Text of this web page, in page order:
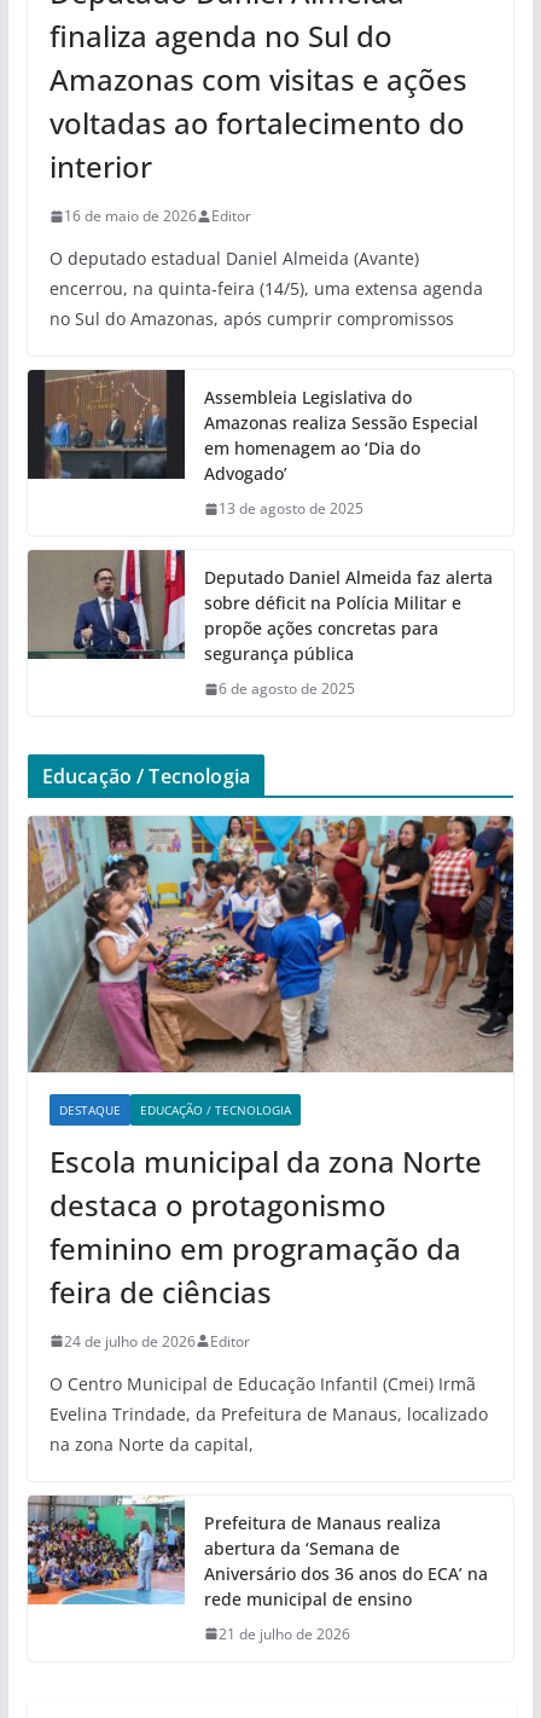
finaliza agenda no Sul do
Amazonas com visitas e ações
voltadas ao fortalecimento do
interior
16 de maio de 2026 Editor
O deputado estadual Daniel Almeida (Avante)
encerrou, na quinta-feira (14/5), uma extensa agenda
no Sul do Amazonas, após cumprir compromissos
Assembleia Legislativa do
Amazonas realiza Sessão Especial
em homenagem ao ‘Dia do
Advogado’
13 de agosto de 2025
Deputado Daniel Almeida faz alerta
sobre déficit na Polícia Militar e
propõe ações concretas para
segurança pública
6 de agosto de 2025
Educação / Tecnologia
DESTAQUE EDUCAÇÃO / TECNOLOGIA
Escola municipal da zona Norte
destaca o protagonismo
feminino em programação da
feira de ciências
24 de julho de 2026 Editor
O Centro Municipal de Educação Infantil (Cmei) Irmã
Evelina Trindade, da Prefeitura de Manaus, localizado
na zona Norte da capital,
Prefeitura de Manaus realiza
abertura da ‘Semana de
Aniversário dos 36 anos do ECA’ na
rede municipal de ensino
21 de julho de 2026